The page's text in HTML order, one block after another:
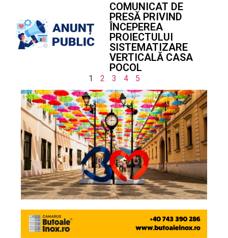
COMUNICAT DE
PRESĂ PRIVIND
ÎNCEPEREA
PROIECTULUI
SISTEMATIZARE
VERTICALĂ CASA
POCOL
1 2 3 4 5